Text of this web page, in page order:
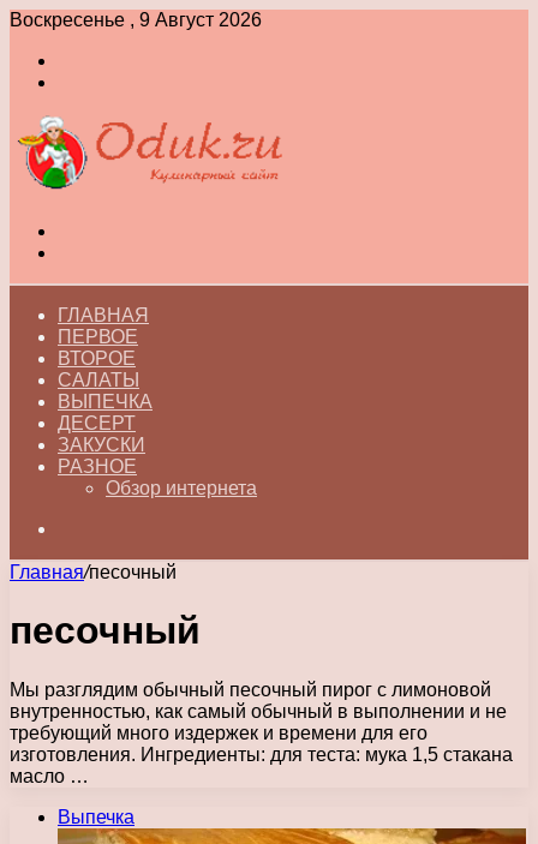
Воскресенье , 9 Август 2026
ГЛАВНАЯ
ПЕРВОЕ
ВТОРОЕ
САЛАТЫ
ВЫПЕЧКА
ДЕСЕРТ
ЗАКУСКИ
РАЗНОЕ
Обзор интернета
Главная/песочный
песочный
Мы разглядим обычный песочный пирог с лимоновой
внутренностью, как самый обычный в выполнении и не
требующий много издержек и времени для его
изготовления. Ингредиенты: для теста: мука 1,5 стакана
масло …
Выпечка